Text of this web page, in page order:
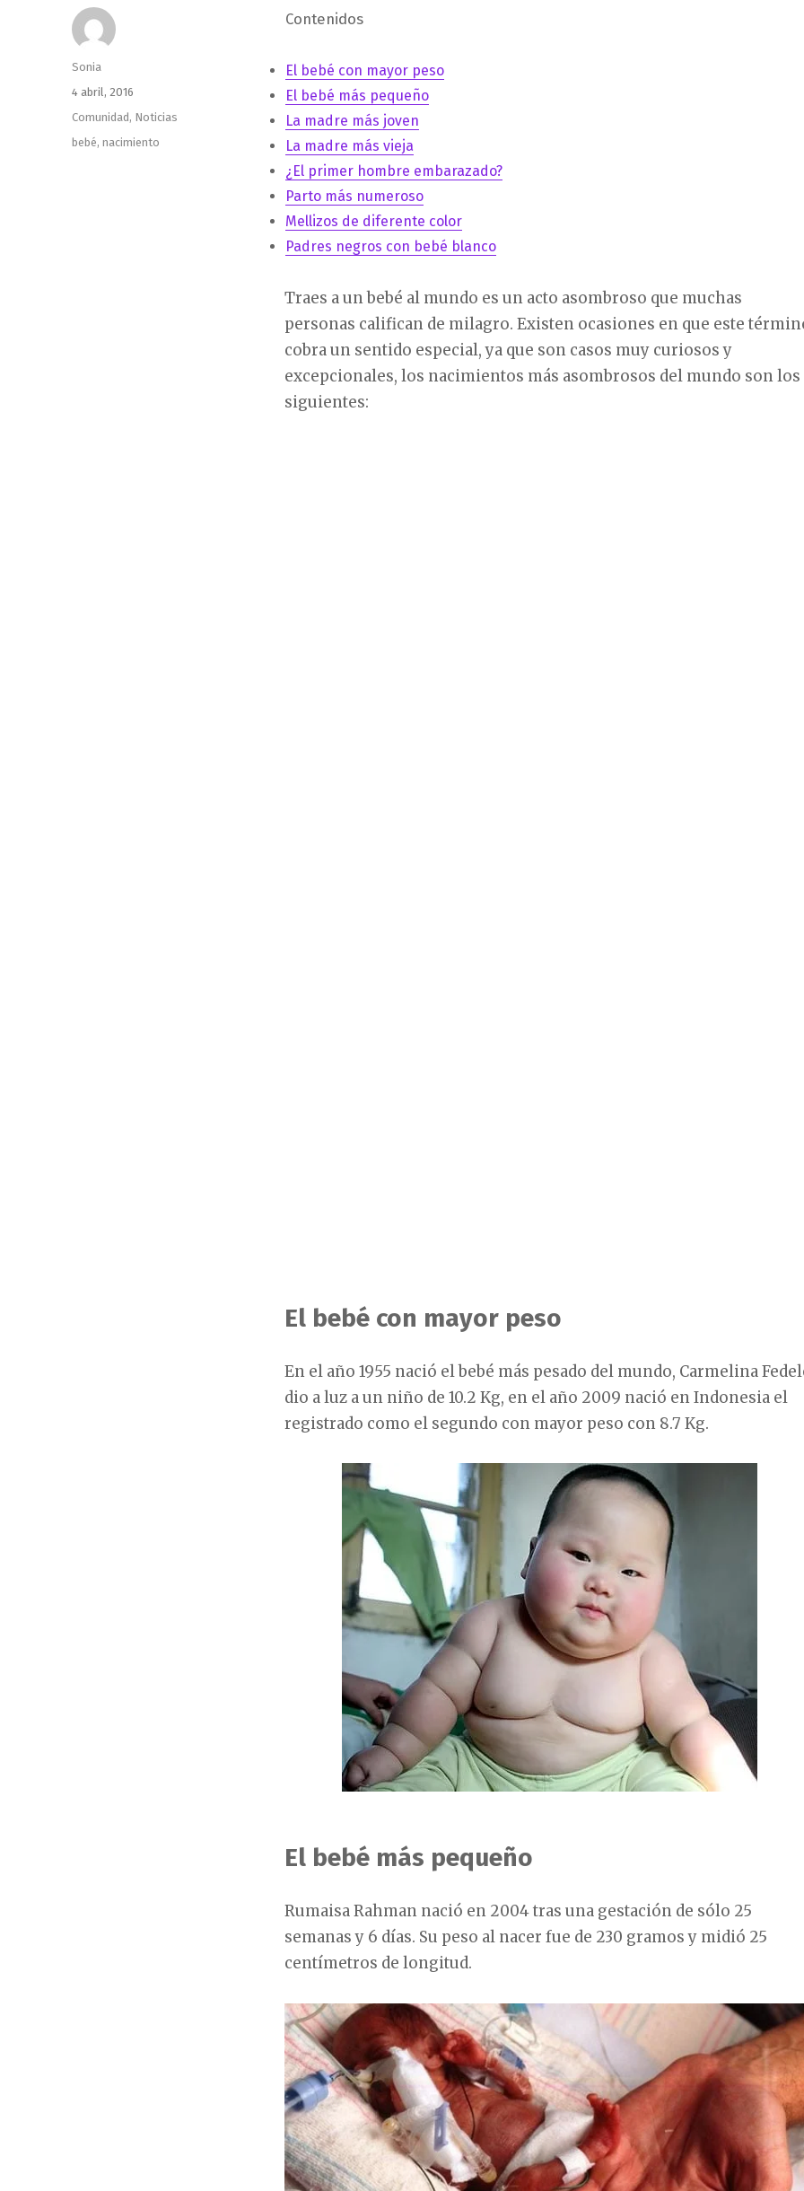
Contenidos
El bebé con mayor peso
El bebé más pequeño
La madre más joven
La madre más vieja
¿El primer hombre embarazado?
Parto más numeroso
Mellizos de diferente color
Padres negros con bebé blanco
Traes a un bebé al mundo es un acto asombroso que muchas
personas califican de milagro. Existen ocasiones en que este
cobra un sentido especial, ya que son casos muy curiosos y
excepcionales, los nacimientos más asombrosos del mundo son los
siguientes:
El bebé con mayor peso
En el año 1955 nació el bebé más pesado del mundo, Carmelina
dio a luz a un niño de 10.2 Kg, en el año 2009 nació en Indonesia el
registrado como el segundo con mayor peso con 8.7 Kg.
El bebé más pequeño
Rumaisa Rahman nació en 2004 tras una gestación de sólo 25
semanas y 6 días. Su peso al nacer fue de 230 gramos y midió 25
centímetros de longitud.
Autor
Sonia
Publicado
el
4 abril, 2016
Categorías
Comunidad, Noticias
Etiquetas
bebé,nacimiento